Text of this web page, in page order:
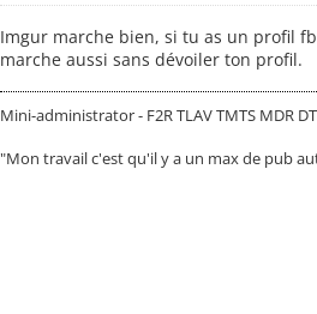
Imgur marche bien, si tu as un profil
marche aussi sans dévoiler ton profil.
Mini-administrator - F2R TLAV TMTS MDR
"Mon travail c'est qu'il y a un max de pub